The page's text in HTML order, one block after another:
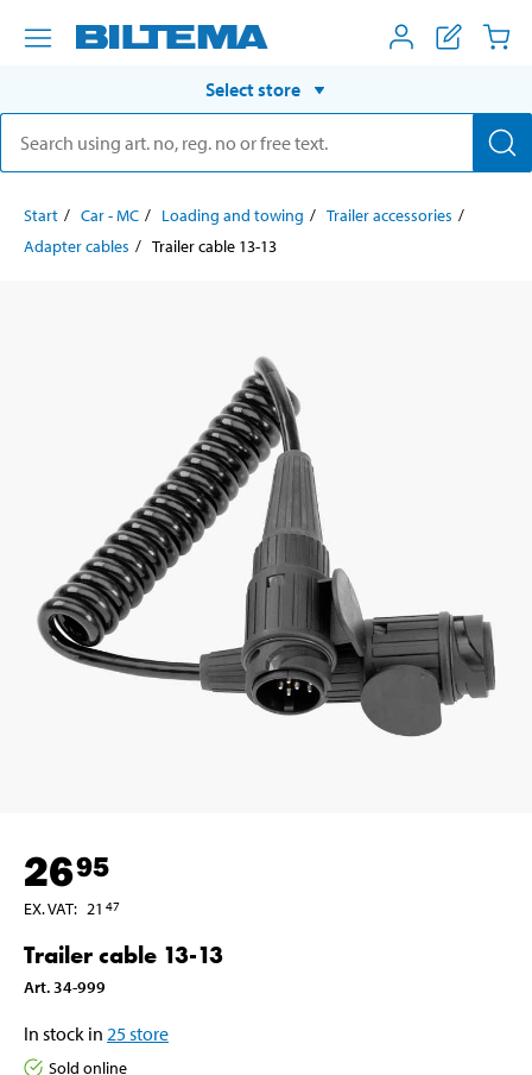
Select store
Start Car - MC Loading and towing
Trailer accessories
Adapter cables
Trailer cable 13-13
2695
EX. VAT: 21 47
Trailer cable 13-13
Art. 34-999
In stock in 25store
Sold online